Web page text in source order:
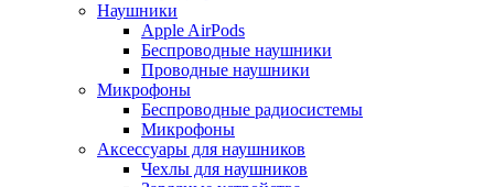
Наушники
Apple AirPods
Беспроводные наушники
Проводные наушники
Микрофоны
Беспроводные радиосистемы
Микрофоны
Аксессуары для наушников
Чехлы для наушников